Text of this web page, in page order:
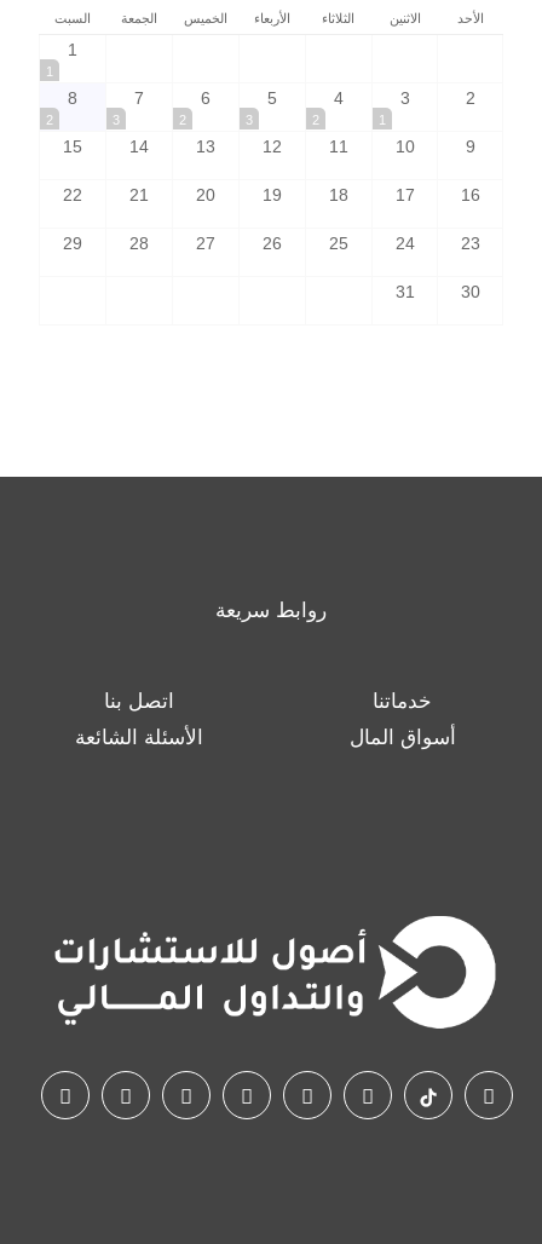
الأحد الاثنين الثلاثاء الأربعاء الخميس الجمعة السبت
1
1
2
3
1
4
2
5
3
6
2
7
3
8
2
9
10
11
12
13
14
15
16
17
18
19
20
21
22
23
24
25
26
27
28
29
30
31
روابط سريعة
خدماتنا
اتصل بنا
أسواق المال
الأسئلة الشائعة